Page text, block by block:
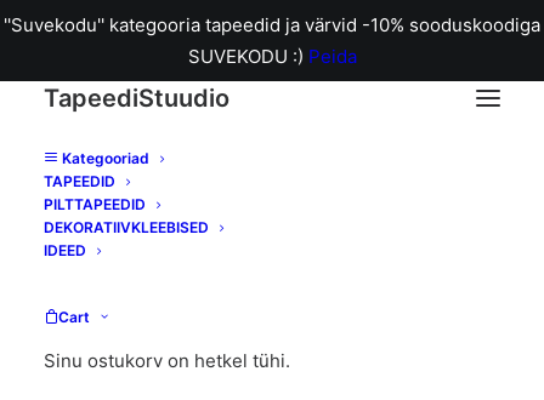
''Suvekodu'' kategooria tapeedid ja värvid -10% sooduskoodiga
SUVEKODU :) Peida
TapeediStuudio
Kategooriad
TAPEEDID
PILTTAPEEDID
DEKORATIIVKLEEBISED
IDEED
Cart
Sinu ostukorv on hetkel tühi.
Home 107746 Fresca tapeet